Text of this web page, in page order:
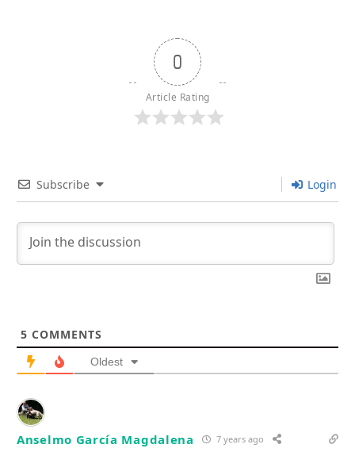
0
Article Rating
Subscribe Login
5 COMMENTS
Oldest
Anselmo García Magdalena 7 years ago